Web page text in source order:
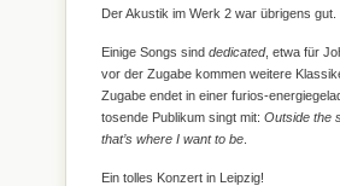
Der Akustik im Werk 2 war übrigens gut.
Einige Songs sind dedicated, etwa für
vor der Zugabe kommen weitere
Zugabe endet in einer furios-
tosende Publikum singt mit: Outside the
that’s where I want to be.
Ein tolles Konzert in Leipzig!